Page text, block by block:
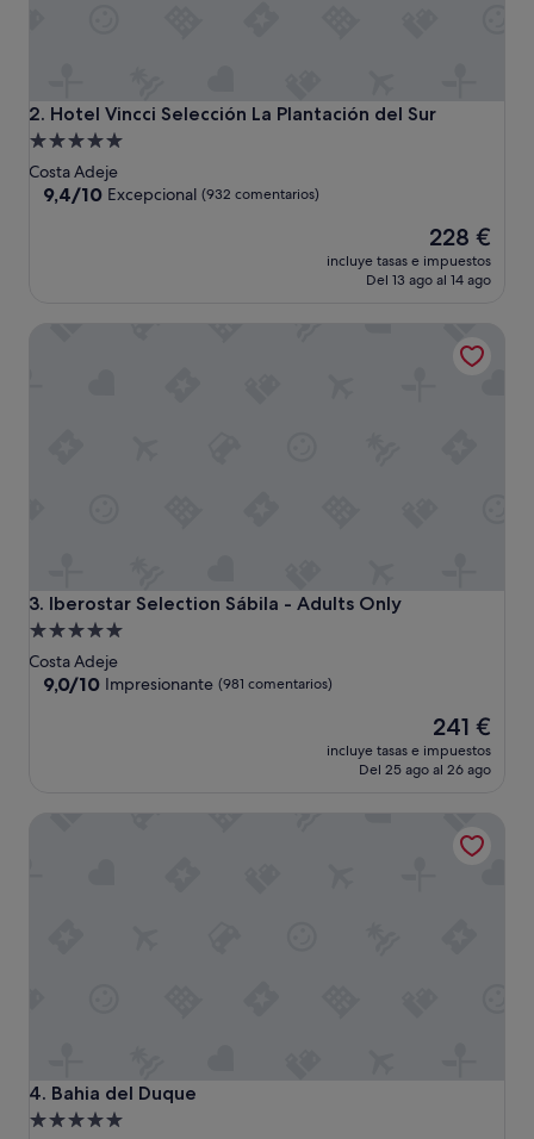
2. Hotel Vincci Selección La Plantación del Sur
Hotel Vincci Selección La Plantación del Sur
Alojamiento
de
5.0 estrellas
Costa Adeje
9.4
9,4/10 Excepcional (932 comentarios)
El
precio
actual
228 €
228 €
incluye tasas e impuestos
Del 13 ago al 14 ago
3. Iberostar Selection Sábila - Adults Only
Iberostar Selection Sábila - Adults Only
Alojamiento
de
5.0 estrellas
Costa Adeje
9.0
9,0/10 Impresionante (981 comentarios)
El
precio
actual
241 €
241 €
incluye tasas e impuestos
Del 25 ago al 26 ago
4. Bahia del Duque
Bahia del Duque
Alojamiento